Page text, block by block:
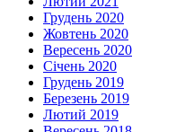
Грудень 2020
Жовтень 2020
Вересень 2020
Січень 2020
Грудень 2019
Березень 2019
Лютий 2019